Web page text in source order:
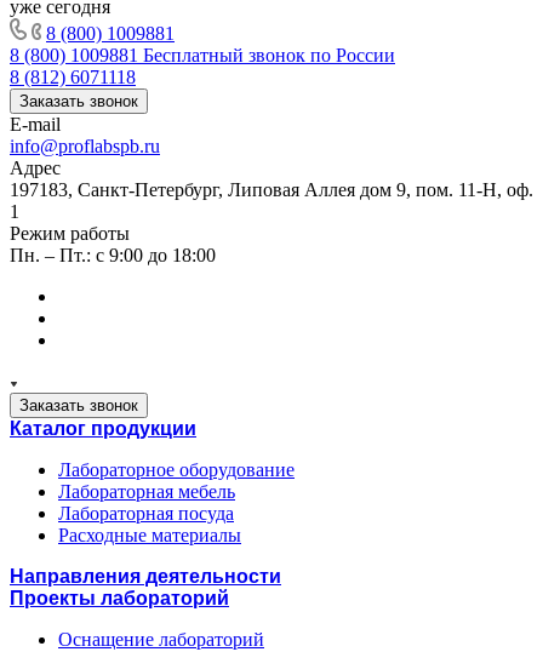
уже сегодня
8 (800) 1009881
8 (800) 1009881 Бесплатный звонок по России
8 (812) 6071118
Заказать звонок
E-mail
info@proflabspb.ru
Адрес
197183, Санкт-Петербург, Липовая Аллея дом 9, пом. 11-Н, оф.
1
Режим работы
Пн. – Пт.: с 9:00 до 18:00
Заказать звонок
Каталог продукции
Лабораторное оборудование
Лабораторная мебель
Лабораторная посуда
Расходные материалы
Направления деятельности
Проекты лабораторий
Оснащение лабораторий